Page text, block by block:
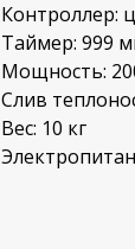
Контроллер:
Таймер: 999
Мощность:
Слив
Вес: 10 кг